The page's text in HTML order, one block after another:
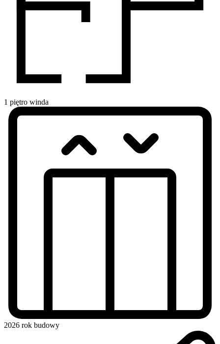
1 piętro winda
2026 rok budowy